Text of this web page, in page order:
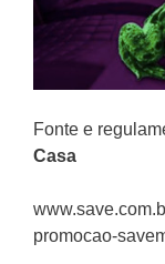
Fonte e
Casa
promocao-